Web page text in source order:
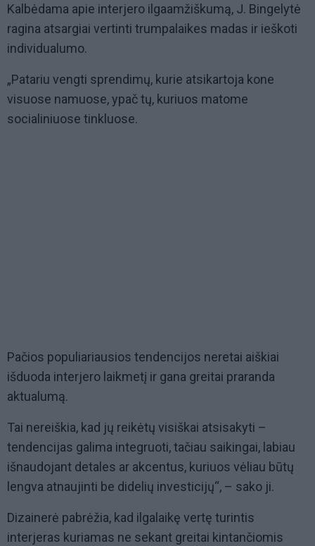
Kalbėdama apie interjero ilgaamžiškumą, J. Bingelytė
ragina atsargiai vertinti trumpalaikes madas ir ieškoti
individualumo.
„Patariu vengti sprendimų, kurie atsikartoja kone
visuose namuose, ypač tų, kuriuos matome
socialiniuose tinkluose.
Pačios populiariausios tendencijos neretai aiškiai
išduoda interjero laikmetį ir gana greitai praranda
aktualumą.
Tai nereiškia, kad jų reikėtų visiškai atsisakyti –
tendencijas galima integruoti, tačiau saikingai, labiau
išnaudojant detales ar akcentus, kuriuos vėliau būtų
lengva atnaujinti be didelių investicijų“, – sako ji.
Dizainerė pabrėžia, kad ilgalaikę vertę turintis
interjeras kuriamas ne sekant greitai kintančiomis